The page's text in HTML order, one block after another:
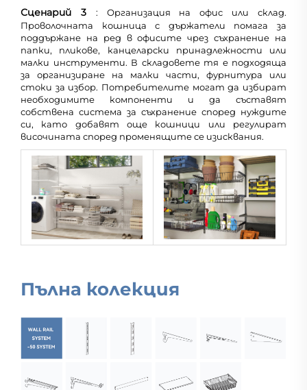
Сценарий 3 : Организация на офис или склад.
Проволочната кошница с държатели помага за
поддържане на ред в офисите чрез съхранение на
папки, пликове, канцеларски принадлежности или
малки инструменти. В складовете тя е подходяща
за организиране на малки части, фурнитура или
стоки за избор. Потребителите могат да избират
необходимите компоненти и да съставят
собствена система за съхранение според нуждите
си, като добавят още кошници или регулират
височината според променящите се изисквания.
Пълна колекция